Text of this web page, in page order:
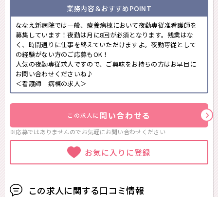
業務内容＆おすすめPOINT
ななえ新病院では一般、療養病棟において夜勤専従准看護師を
募集しています！夜勤は月に8回が必須となります。残業はな
く、時間通りに仕事を終えていただけますよ。夜勤専従として
の経験がない方のご応募もOK！
人気の夜勤専従求人ですので、ご興味をお持ちの方はお早目に
お問い合わせくださいね♪
＜看護師 病棟の求人＞
この求人に問い合わせる
※応募ではありませんのでお気軽にお問い合わせください
お気に入りに登録
この求人に関する口コミ情報